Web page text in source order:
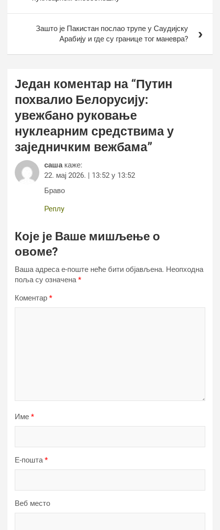
Зашто је Пакистан послао трупе у Саудијску
Арабију и где су границе тог маневра?
Један коментар на “Путин
похвалио Белорусију:
увежбано руковање
нуклеарним средствима у
заједничким вежбама”
саша каже:
22. мај 2026. | 13:52 у 13:52
Браво
Реплy
Које је Ваше мишљење о
овоме?
Ваша адреса е-поште неће бити објављена. Неопходна
поља су означена*
Коментар *
Име *
Е-пошта*
Веб место